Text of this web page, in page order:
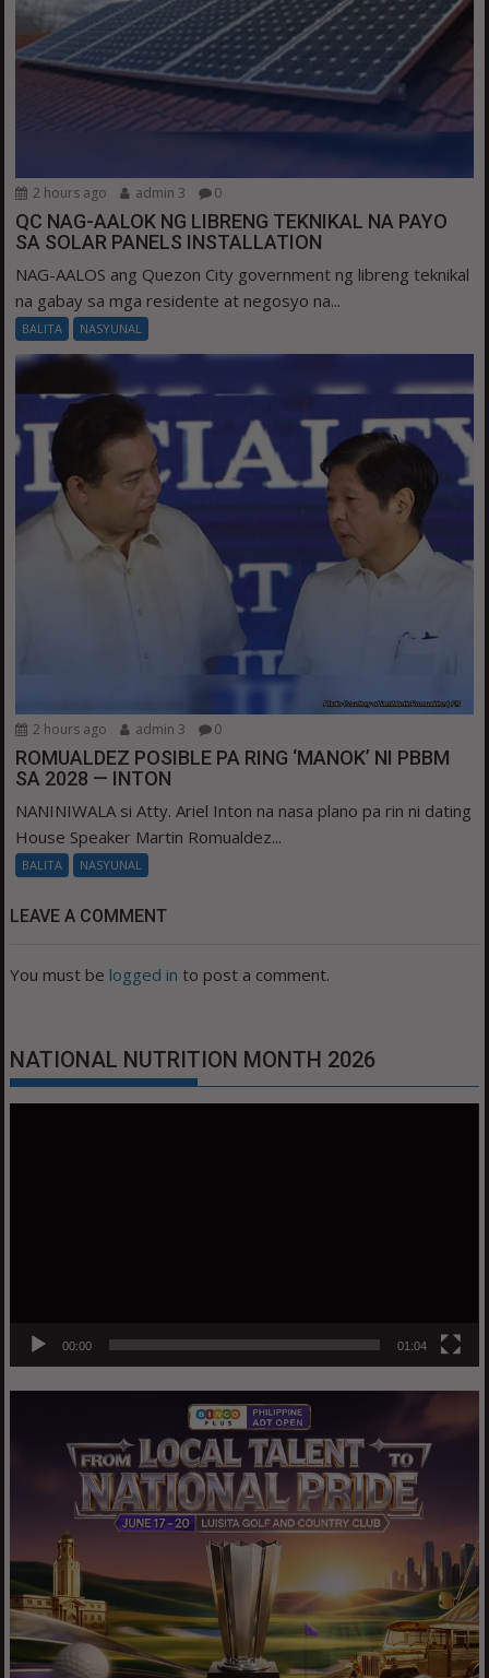
2 hours ago admin 3 0
QC NAG-AALOK NG LIBRENG TEKNIKAL NA PAYO
SA SOLAR PANELS INSTALLATION
NAG-AALOS ang Quezon City government ng libreng teknikal
na gabay sa mga residente at negosyo na...
BALITA NASYUNAL
2 hours ago admin 3 0
ROMUALDEZ POSIBLE PA RING ‘MANOK’ NI PBBM
SA 2028 — INTON
NANINIWALA si Atty. Ariel Inton na nasa plano pa rin ni dating
House Speaker Martin Romualdez...
BALITA NASYUNAL
LEAVE A COMMENT
You must be logged in to post a comment.
NATIONAL NUTRITION MONTH 2026
00:00 01:04